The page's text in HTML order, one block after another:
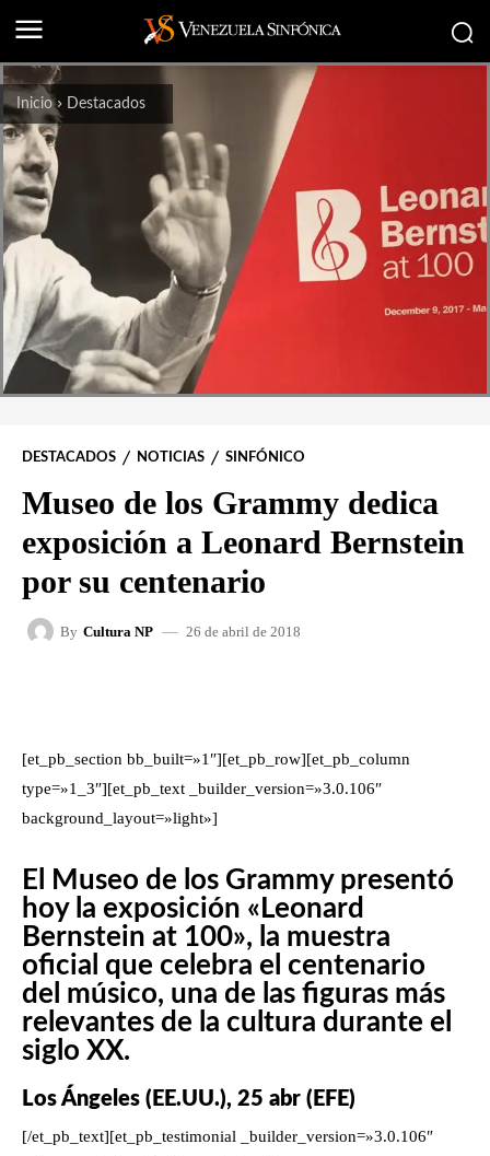
Inicio Destacados
DESTACADOS NOTICIAS SINFÓNICO
Museo de los Grammy dedica
exposición a Leonard Bernstein
por su centenario
By Cultura NP 26 de abril de 2018
[et_pb_section bb_built=»1″][et_pb_row][et_pb_column
type=»1_3″][et_pb_text _builder_version=»3.0.106″
background_layout=»light»]
El Museo de los Grammy presentó
hoy la exposición «Leonard
Bernstein at 100», la muestra
oficial que celebra el centenario
del músico, una de las figuras más
relevantes de la cultura durante el
siglo XX.
Los Ángeles (EE.UU.), 25 abr (EFE)
[/et_pb_text][et_pb_testimonial _builder_version=»3.0.106″